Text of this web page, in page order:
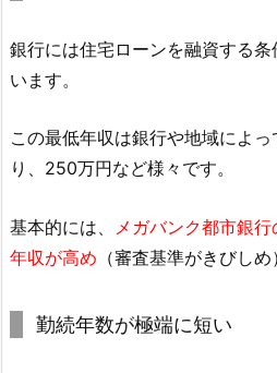
銀行には住宅ローンを融資する
います。
この最低年収は銀行や地域によ
り、250万円など様々です。
基本的には、
メガバンク都市銀
年収が高め （審査基準がきびし
勤続年数が極端に短い